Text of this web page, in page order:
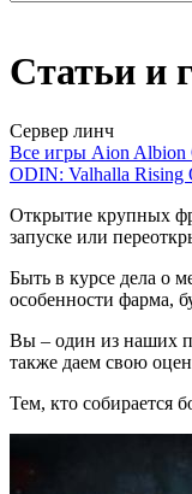
Статьи и
Сервер линч
Все игры Aion Albion
ODIN: Valhalla Rising
Открытие крупных
запуске или
Быть в курсе дела о
особенности фарма,
Вы – один из наших
также даем свою
Тем, кто собирается